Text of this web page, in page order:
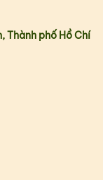
Thành phố Hồ Chí